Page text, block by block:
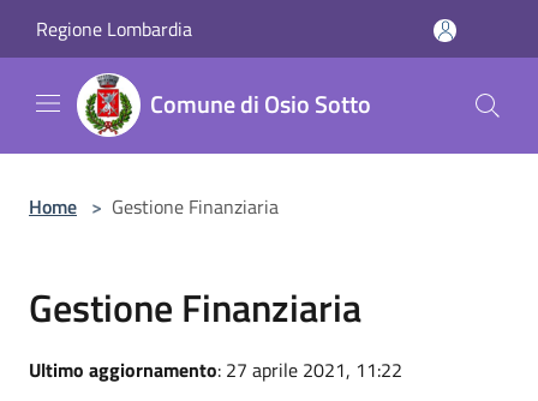
Regione Lombardia
Comune di Osio Sotto
Home > Gestione Finanziaria
Gestione Finanziaria
Ultimo aggiornamento: 27 aprile 2021, 11:22